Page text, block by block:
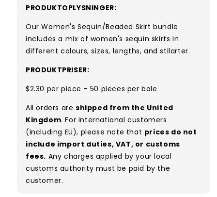
PRODUKTOPLYSNINGER:
Our Women's Sequin/Beaded Skirt bundle
includes a mix of women's sequin skirts in
different colours, sizes, lengths, andstilarter.
PRODUKTPRISER:
$2.30 per piece - 50 pieces per bale
All orders are shipped from the United
Kingdom. For international customers
(including EU), please note that prices do not
include import duties, VAT, or customs
fees. Any charges applied by your local
customs authority must be paid by the
customer.